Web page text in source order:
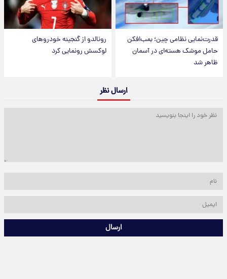
قدرت‌نمایی نظامی چین؛ بمب‌افکن
حامل موشک هسته‌ای در آسمان
ظاهر شد
رونالدو از گنجینه خودروهای
لوکسش رونمایی کرد
ارسال نظر
ارسال